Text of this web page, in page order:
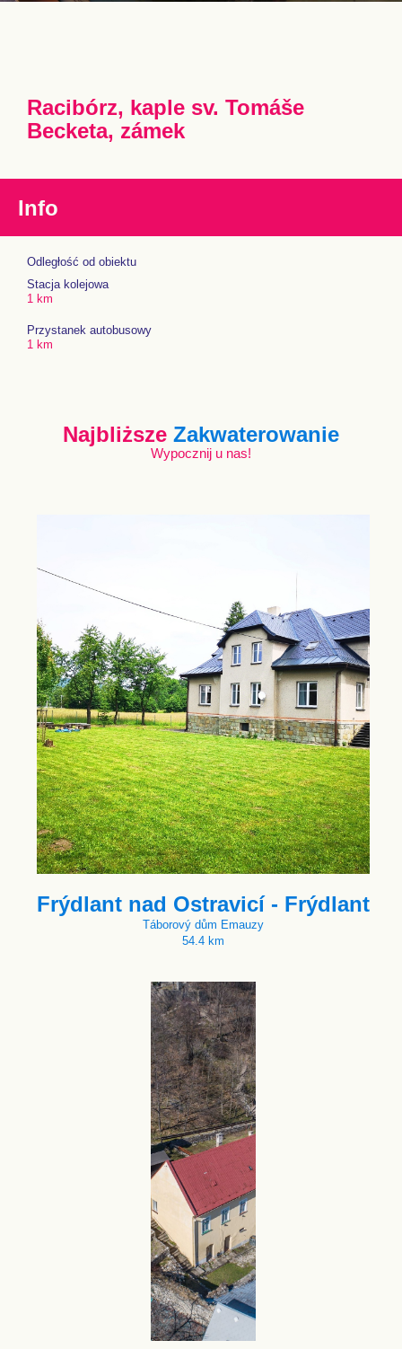
Racibórz, kaple sv. Tomáše
Becketa, zámek
Info
Odległość od obiektu
Stacja kolejowa
1 km
Przystanek autobusowy
1 km
Najbliższe Zakwaterowanie
Wypocznij u nas!
Frýdlant nad Ostravicí - Frýdlant
Táborový dům Emauzy
54.4 km